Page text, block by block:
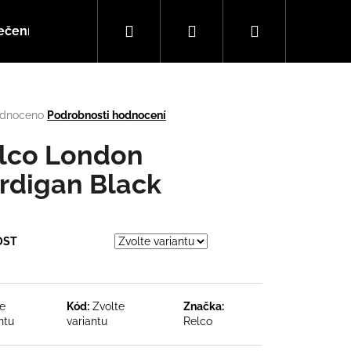
Hudba
Hledat PřihlášeníNákupní
Podrobnosti hodnocení
London
Black
Kód: Zvolte
variantu
Značka:
Relco
Následující